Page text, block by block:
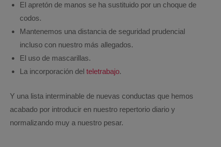
El apretón de manos se ha sustituido por un choque de
codos.
Mantenemos una distancia de seguridad prudencial
incluso con nuestro más allegados.
El uso de mascarillas.
La incorporación del teletrabajo.
Y una lista interminable de nuevas conductas que hemos
acabado por introducir en nuestro repertorio diario y
normalizando muy a nuestro pesar.